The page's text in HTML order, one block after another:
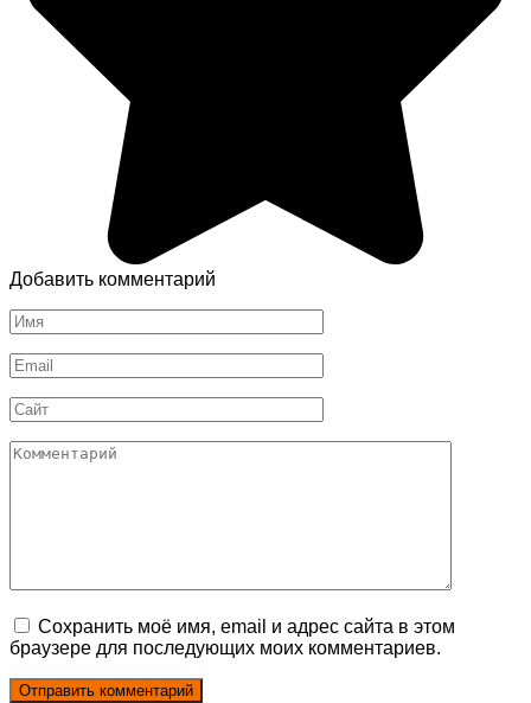
Добавить комментарий
Имя
*
Email
*
Сайт
Комментарий
Сохранить моё имя, email и адрес сайта в этом
браузере для последующих моих комментариев.